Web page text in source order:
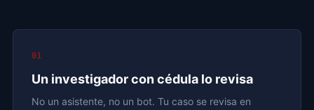
01
Un investigador con cédula lo revisa
No un asistente, no un bot. Tu caso se revisa en